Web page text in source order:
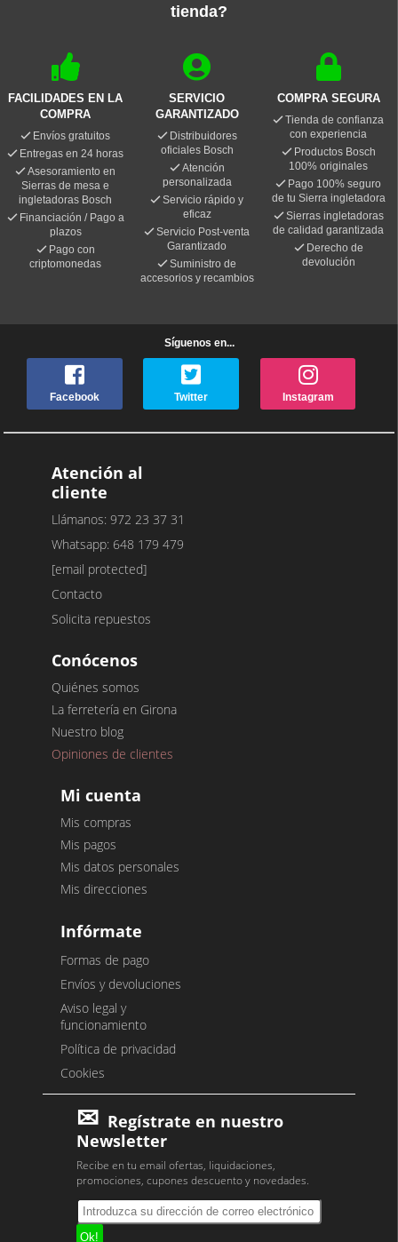
tienda?
FACILIDADES EN LA
COMPRA
Envíos gratuitos
Entregas en 24 horas
Asesoramiento en
Sierras de mesa e
ingletadoras Bosch
Financiación / Pago a
plazos
Pago con
criptomonedas
SERVICIO
GARANTIZADO
Distribuidores
oficiales Bosch
Atención
personalizada
Servicio rápido y
eficaz
Servicio Post-venta
Garantizado
Suministro de
accesorios y recambios
COMPRA SEGURA
Tienda de confianza
con experiencia
Productos Bosch
100% originales
Pago 100% seguro
de tu Sierra ingletadora
Sierras ingletadoras
de calidad garantizada
Derecho de
devolución
Síguenos en...
Facebook Twitter Instagram
Atención al
cliente
Llámanos: 972 23 37 31
Whatsapp: 648 179 479
[email protected]
Contacto
Solicita repuestos
Conócenos
Quiénes somos
La ferretería en Girona
Nuestro blog
Opiniones de clientes
Mi cuenta
Mis compras
Mis pagos
Mis datos personales
Mis direcciones
Infórmate
Formas de pago
Envíos y devoluciones
Aviso legal y
funcionamiento
Política de privacidad
Cookies
Regístrate en nuestro
Newsletter
Recibe en tu email ofertas, liquidaciones,
promociones, cupones descuento y novedades.